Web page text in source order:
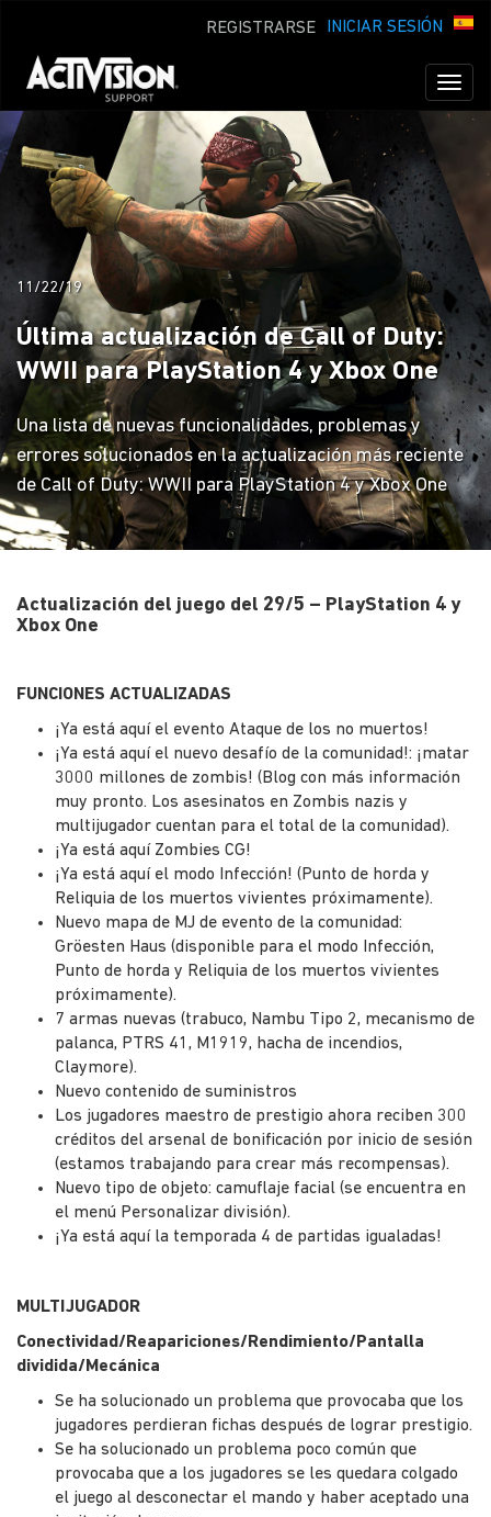
INICIAR SESIÓN
REGISTRARSE
11/22/19
Última actualización de Call of Duty:
WWII para PlayStation 4 y Xbox One
Una lista de nuevas funcionalidades, problemas y
errores solucionados en la actualización más reciente
de Call of Duty: WWII para PlayStation 4 y Xbox One
Actualización del juego del 29/5 – PlayStation 4 y
Xbox One
FUNCIONES ACTUALIZADAS
¡Ya está aquí el evento Ataque de los no muertos!
¡Ya está aquí el nuevo desafío de la comunidad!: ¡matar
3000 millones de zombis! (Blog con más información
muy pronto. Los asesinatos en Zombis nazis y
multijugador cuentan para el total de la comunidad).
¡Ya está aquí Zombies CG!
¡Ya está aquí el modo Infección! (Punto de horda y
Reliquia de los muertos vivientes próximamente).
Nuevo mapa de MJ de evento de la comunidad:
Gröesten Haus (disponible para el modo Infección,
Punto de horda y Reliquia de los muertos vivientes
próximamente).
7 armas nuevas (trabuco, Nambu Tipo 2, mecanismo de
palanca, PTRS 41, M1919, hacha de incendios,
Claymore).
Nuevo contenido de suministros
Los jugadores maestro de prestigio ahora reciben 300
créditos del arsenal de bonificación por inicio de sesión
(estamos trabajando para crear más recompensas).
Nuevo tipo de objeto: camuflaje facial (se encuentra en
el menú Personalizar división).
¡Ya está aquí la temporada 4 de partidas igualadas!
MULTIJUGADOR
Conectividad/Reapariciones/Rendimiento/Pantalla
dividida/Mecánica
Se ha solucionado un problema que provocaba que los
jugadores perdieran fichas después de lograr prestigio.
Se ha solucionado un problema poco común que
provocaba que a los jugadores se les quedara colgado
el juego al desconectar el mando y haber aceptado una